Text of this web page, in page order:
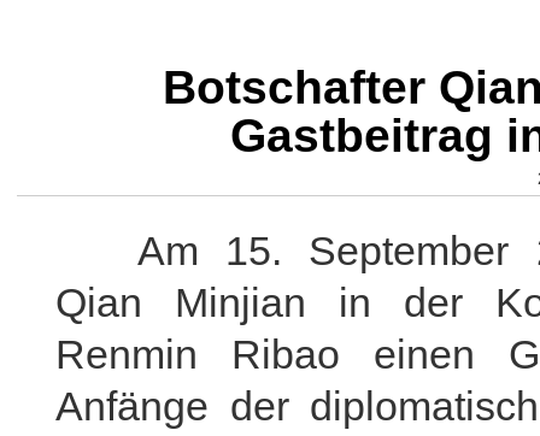
Botschafter
Gastbeitrag
Am 15. September
Qian Minjian in der
Renmin Ribao einen
Anfänge der